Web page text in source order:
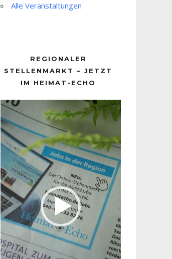
Alle Veranstaltungen
REGIONALER
STELLENMARKT – JETZT
IM HEIMAT-ECHO
Player